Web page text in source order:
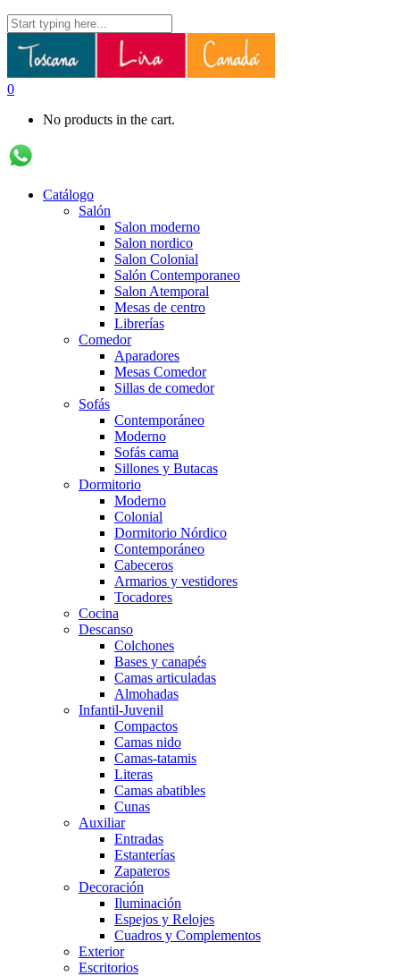
0
No products in the cart.
Catálogo
Salón
Salon moderno
Salon nordico
Salon Colonial
Salón Contemporaneo
Salon Atemporal
Mesas de centro
Librerías
Comedor
Aparadores
Mesas Comedor
Sillas de comedor
Sofás
Contemporáneo
Moderno
Sofás cama
Sillones y Butacas
Dormitorio
Moderno
Colonial
Dormitorio Nórdico
Contemporáneo
Cabeceros
Armarios y vestidores
Tocadores
Cocina
Descanso
Colchones
Bases y canapés
Camas articuladas
Almohadas
Infantil-Juvenil
Compactos
Camas nido
Camas-tatamis
Literas
Camas abatibles
Cunas
Auxiliar
Entradas
Estanterías
Zapateros
Decoración
Iluminación
Espejos y Relojes
Cuadros y Complementos
Exterior
Escritorios